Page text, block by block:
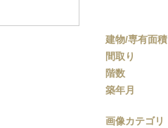
建物/専有面積
間取り
階数
築年月
画像カテゴリ